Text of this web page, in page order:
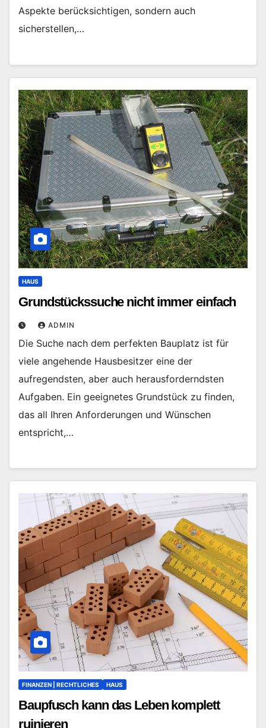
Aspekte berücksichtigen, sondern auch
sicherstellen,…
HAUS
Grundstückssuche nicht immer einfach
ADMIN
Die Suche nach dem perfekten Bauplatz ist für
viele angehende Hausbesitzer eine der
aufregendsten, aber auch herausforderndsten
Aufgaben. Ein geeignetes Grundstück zu finden,
das all Ihren Anforderungen und Wünschen
entspricht,…
FINANZEN | RECHTLICHES HAUS
Baupfusch kann das Leben komplett
ruinieren